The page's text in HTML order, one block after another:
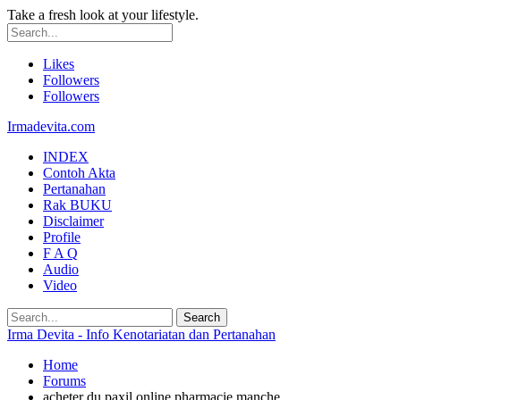
Take a fresh look at your lifestyle.
Likes
Followers
Followers
Irmadevita.com
INDEX
Contoh Akta
Pertanahan
Rak BUKU
Disclaimer
Profile
F A Q
Audio
Video
Irma Devita - Info Kenotariatan dan Pertanahan
Home
Forums
acheter du paxil online pharmacie manche